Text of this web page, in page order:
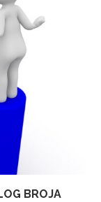
BROJA